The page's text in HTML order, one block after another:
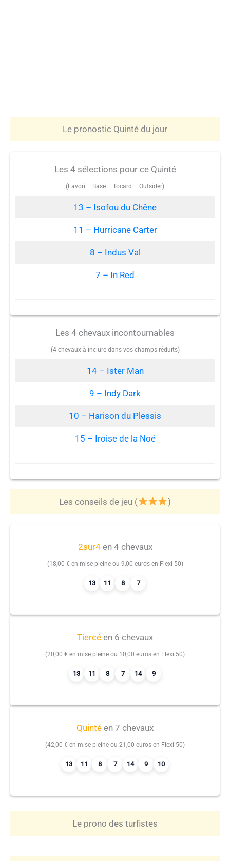
Le pronostic Quinté du jour
Les 4 sélections pour ce Quinté
(Favori – Base – Tocard – Outsider)
13 – Isofou du Chêne
11 – Hurricane Carter
8 – Indus Val
7 – In Red
Les 4 chevaux incontournables
(4 chevaux à inclure dans vos champs réduits)
14 – Ister Man
9 – Indy Dark
10 – Harison du Plessis
15 – Iroise de la Noé
Les conseils de jeu ( )
2sur4en 4 chevaux
(18,00 € en mise pleine ou 9,00 euros en Flexi 50)
13 11 8 7
Tiercé en 6 chevaux
(20,00 € en mise pleine ou 10,00 euros en Flexi 50)
13 11 8 7 14 9
Quinté en 7 chevaux
(42,00 € en mise pleine ou 21,00 euros en Flexi 50)
13 11 8 7 14 9 10
Le prono des turfistes